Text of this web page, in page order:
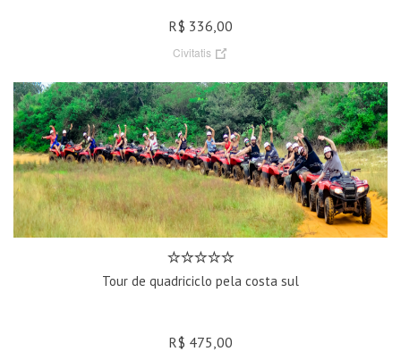
R$ 336,00
Civitatis
Tour de quadriciclo pela costa sul
R$ 475,00